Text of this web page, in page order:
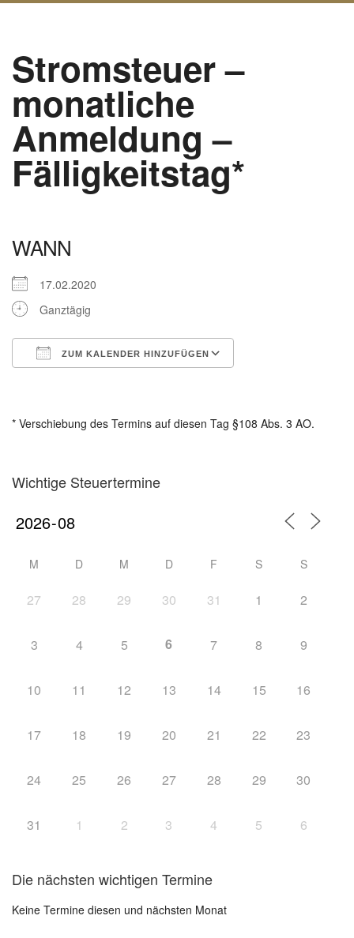
Stromsteuer –
monatliche
Anmeldung –
Fälligkeitstag*
WANN
17.02.2020
Ganztägig
ZUM KALENDER HINZUFÜGEN
* Verschiebung des Termins auf diesen Tag §108 Abs. 3 AO.
Wichtige Steuertermine
M D M D F S S
27 28 29 30 31 1 2
3 4 5 6 7 8 9
10 11 12 13 14 15 16
17 18 19 20 21 22 23
24 25 26 27 28 29 30
31 1 2 3 4 5 6
Die nächsten wichtigen Termine
Keine Termine diesen und nächsten Monat